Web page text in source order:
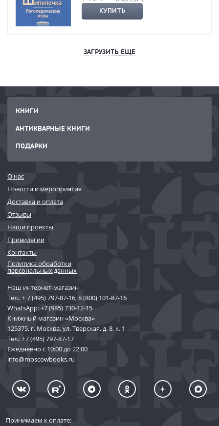
КУПИТЬ
ЗАГРУЗИТЬ ЕЩЕ
КНИГИ
АНТИКВАРНЫЕ КНИГИ
ПОДАРКИ
О нас
Новости и мероприятия
Доставка и оплата
Отзывы
Наши проекты
Привилегии
Контакты
Политика обработки
персональных данных
Наш интернет-магазин
Тел.:+ 7 (495) 797-87-16,8 (800) 101-87-16
WhatsApp:+7 (985) 730-12-15
Книжный магазин «Москва»
125375, г. Москва, ул. Тверская, д. 8, к. 1
Тел.:+7 (495) 797-87-17
Ежедневно с 10:00 до 22:00
info@moscowbooks.ru
Принимаем к оплате: